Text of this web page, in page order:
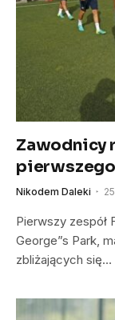
Zawodnicy
pierwszego
Nikodem Daleki
Pierwszy zespół
George”s Park,
zbliżających się…